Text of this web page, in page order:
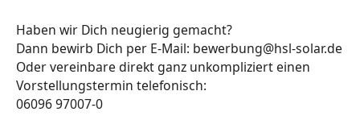
Haben wir Dich neugierig gemacht?
Dann bewirb Dich per E-Mail: bewerbung@hsl-solar.de
Oder vereinbare direkt ganz unkompliziert einen
Vorstellungstermin telefonisch:
06096 97007-0